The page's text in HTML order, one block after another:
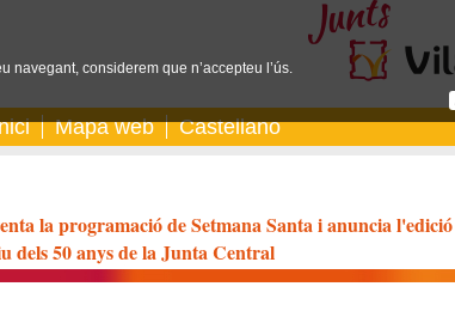
Mapa web Castellano
la programació de Setmana Santa i anuncia
dels 50 anys de la Junta Central
considerem que n’accepteu l’ús.